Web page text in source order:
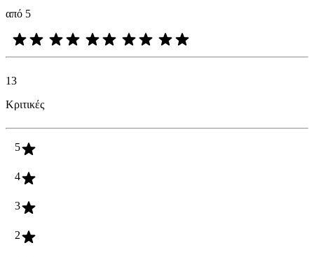
από 5
13
Κριτικές
5
4
3
2